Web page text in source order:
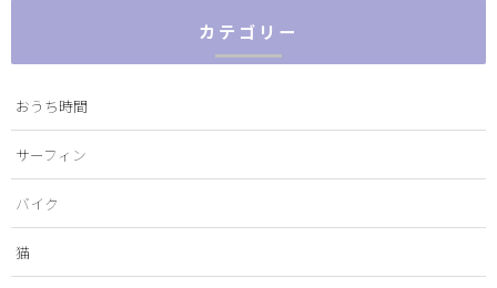
カテゴリー
おうち時間
サーフィン
バイク
猫